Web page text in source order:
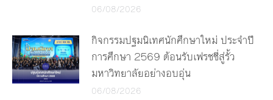
06/08/2026
กิจกรรมปฐมนิเทศนักศึกษาใหม่ ประจำปี
การศึกษา 2569 ต้อนรับเฟรชชี่สู่รั้ว
มหาวิทยาลัยอย่างอบอุ่น
06/08/2026